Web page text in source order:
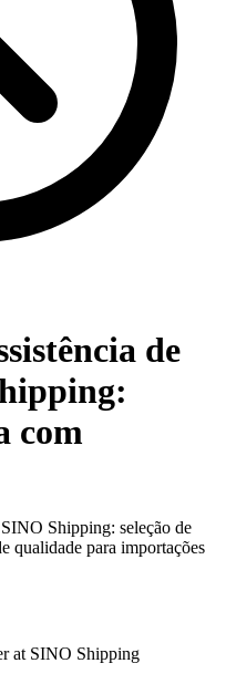
de
com
Shipping: seleção de
qualidade para importações
at SINO Shipping